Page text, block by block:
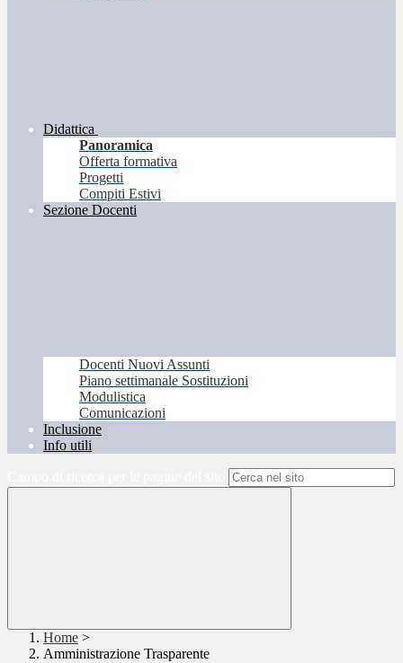
Didattica
Panoramica
Offerta formativa
Progetti
Compiti Estivi
Sezione Docenti
Docenti Nuovi Assunti
Piano settimanale Sostituzioni
Modulistica
Comunicazioni
Inclusione
Info utili
Home >
Amministrazione Trasparente